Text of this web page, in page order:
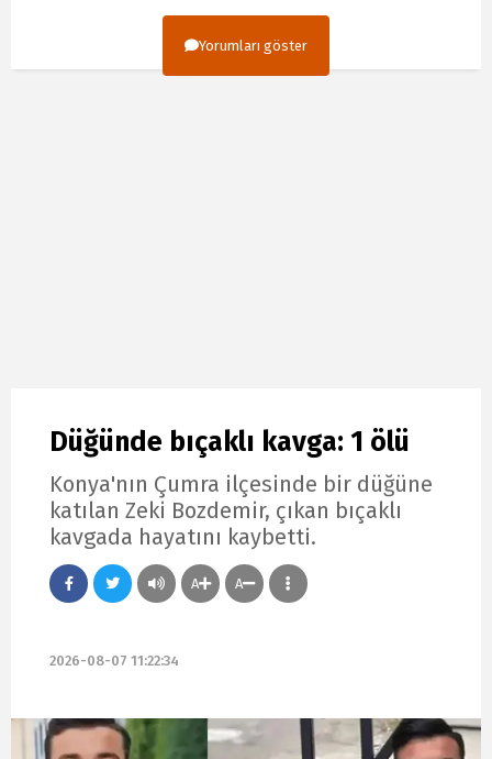
Yorumları göster
Düğünde bıçaklı kavga: 1 ölü
Konya'nın Çumra ilçesinde bir düğüne
katılan Zeki Bozdemir, çıkan bıçaklı
kavgada hayatını kaybetti.
A A
2026-08-07 11:22:34